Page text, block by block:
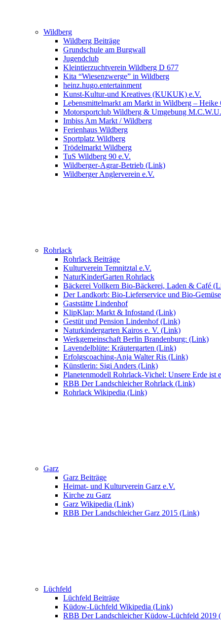
Wildberg
Wildberg Beiträge
Grundschule am Burgwall
Jugendclub
Kleintierzuchtverein Wildberg D 677
Kita “Wiesenzwerge” in Wildberg
heinz.hugo.entertainment
Kunst-Kultur-und Kreatives (KUKUK) e.V.
Lebensmittelmarkt am Markt in Wildberg – Heike
Motorsportclub Wildberg & Umgebung M.C.W.U.
Imbiss Am Markt / Wildberg
Ferienhaus Wildberg
Sportplatz Wildberg
Trödelmarkt Wildberg
TuS Wildberg 90 e.V.
Wildberger-Agrar-Betrieb (Link)
Wildberger Anglerverein e.V.
Rohrlack
Rohrlack Beiträge
Kulturverein Temnitztal e.V.
NaturKinderGarten Rohrlack
Bäckerei Vollkern Bio-Bäckerei, Laden & Café
Der Landkorb: Bio-Lieferservice und Bio-
Gaststätte Lindenhof
KlipKlap: Markt & Infostand (Link)
Gestüt und Pension Lindenhof (Link)
Naturkindergarten Kairos e. V. (Link)
Werkgemeinschaft Berlin Brandenburg: (Link)
Lavendelblüte: Kräutergarten (Link)
Erfolgscoaching-Anja Walter Ris (Link)
Künstlerin: Sigi Anders (Link)
Planetenmodell Rohrlack-Vichel: Unsere Erde ist
RBB Der Landschleicher Rohrlack (Link)
Rohrlack Wikipedia (Link)
Garz
Garz Beiträge
Heimat- und Kulturverein Garz e.V.
Kirche zu Garz
Garz Wikipedia (Link)
RBB Der Landschleicher Garz 2015 (Link)
Lüchfeld
Lüchfeld Beiträge
Küdow-Lüchfeld Wikipedia (Link)
RBB Der Landschleicher Küdow-Lüchfeld 2019